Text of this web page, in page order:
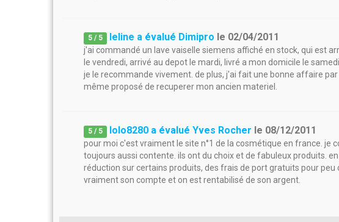
5 / 5 leline a évalué Dimipro le 02/04/2011
j'ai commandé un lave vaiselle siemens affiché en stock, qui est
le vendredi, arrivé au depot le mardi, livré a mon domicile le
je le recommande vivement. de plus, j'ai fait une bonne affaire
même proposé de recuperer mon ancien materiel.
5 / 5 lolo8280 a évalué Yves Rocher le 08/12/2011
pour moi c'est vraiment le site n°1 de la cosmétique en france. je
toujours aussi contente. ils ont du choix et de fabuleux produits.
réduction sur certains produits, des frais de port gratuits pour peu
vraiment son compte et on est rentabilisé de son argent.